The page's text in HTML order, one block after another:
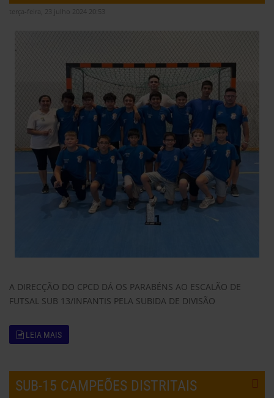
terça-feira, 23 julho 2024 20:53
A DIRECÇÃO DO CPCD DÁ OS PARABÉNS AO ESCALÃO DE
FUTSAL SUB 13/INFANTIS PELA SUBIDA DE DIVISÃO
LEIA MAIS
SUB-15 CAMPEÕES DISTRITAIS